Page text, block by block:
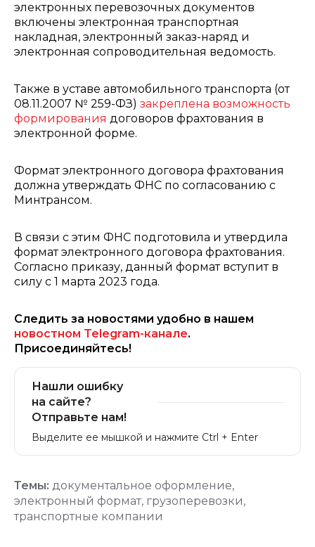
электронных перевозочных документов
включены электронная транспортная
накладная, электронный заказ-наряд и
электронная сопроводительная ведомость.
Также в уставе автомобильного транспорта (от
08.11.2007 № 259-ФЗ) закреплена возможность
формирования договоров фрахтования в
электронной форме.
Формат электронного договора фрахтования
должна утверждать ФНС по согласованию с
Минтрансом.
В связи с этим ФНС подготовила и утвердила
формат электронного договора фрахтования.
Согласно приказу, данный формат вступит в
силу с 1 марта 2023 года.
Следить за новостями удобно в нашем
новостном Telegram-канале.
Присоединяйтесь!
Нашли ошибку
на сайте?
Отправьте нам!
Выделите ее мышкой и нажмите Ctrl + Enter
Темы: документальное оформление,
электронный формат, грузоперевозки,
транспортные компании